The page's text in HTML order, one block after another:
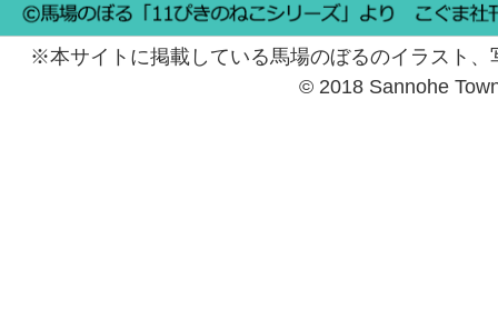
※本サイトに掲載している馬場のぼるのイラスト
© 2018 Sannohe